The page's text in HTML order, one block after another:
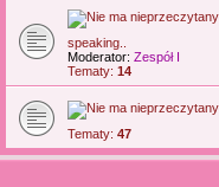
speaking..
Moderator: Zespół I
Tematy: 14
Tematy: 47